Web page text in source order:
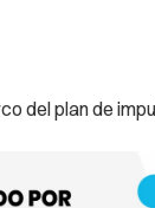
del plan de